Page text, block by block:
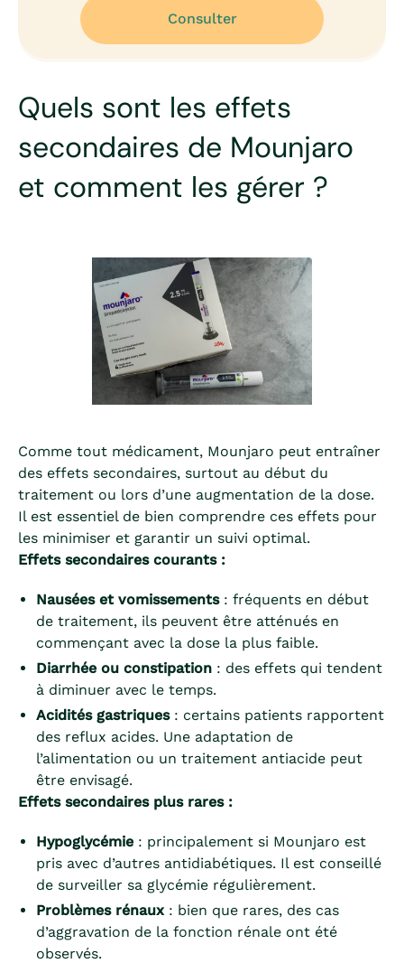
Consulter
Quels sont les effets
secondaires de Mounjaro
et comment les gérer ?
Comme tout médicament, Mounjaro peut entraîner
des effets secondaires, surtout au début du
traitement ou lors d’une augmentation de la dose.
Il est essentiel de bien comprendre ces effets pour
les minimiser et garantir un suivi optimal.
Effets secondaires courants :
Nausées et vomissements: fréquents en début
de traitement, ils peuvent être atténués en
commençant avec la dose la plus faible.
Diarrhée ou constipation : des effets qui tendent
à diminuer avec le temps.
Acidités gastriques: certains patients rapportent
des reflux acides. Une adaptation de
l’alimentation ou un traitement antiacide peut
être envisagé.
Effets secondaires plus rares :
Hypoglycémie : principalement si Mounjaro est
pris avec d’autres antidiabétiques. Il est conseillé
de surveiller sa glycémie régulièrement.
Problèmes rénaux: bien que rares, des cas
d’aggravation de la fonction rénale ont été
observés.